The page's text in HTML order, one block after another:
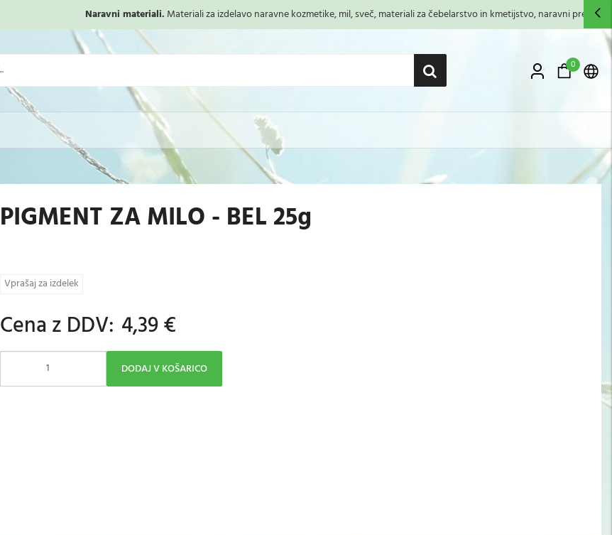
Naravni materiali. Materiali za izdelavo naravne kozmetike, mil, sveč, materiali za čebelarstvo in kmetijstvo, naravni premazi,...
0
PIGMENT ZA MILO - BEL 25g
Vprašaj za izdelek
Cena z DDV: 4,39 €
DODAJ V KOŠARICO